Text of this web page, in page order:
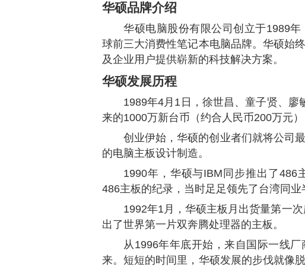
华硕品牌介绍
华硕电脑股份有限公司创立于1989
球前三大消费性笔记本电脑品牌。华硕始
及企业用户提供崭新的科技解决方案。
华硕发展历程
1989年4月1日，徐世昌、童子贤、
来的1000万新台币（约合人民币200万元
创业伊始，华硕的创业者们就将公司
的电脑主板设计制造。
1990年，华硕与IBM同步推出了486
486主板的纪录，当时足足领先了台湾同业
1992年1月，华硕主板月出货量第一
出了世界第一片双奔腾处理器的主板。
从1996年年底开始，来自国际一线
来。短短的时间里，华硕发展的步伐就像